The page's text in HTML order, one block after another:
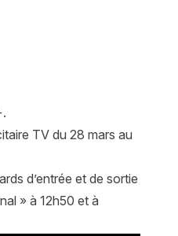
TV du 28 mars au
d’entrée et de sortie
» à 12h50 et à